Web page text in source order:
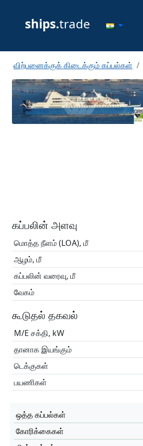
ships.trade
விற்பனைக்குக் கிடைக்கும் கப்பல்கள்
கப்பலின் அளவு
மொத்த நீளம் (LOA), மீ
ஆழம், மீ
கப்பலின் வரைவு, மீ
வேகம்
கூடுதல் தகவல்
M/E சக்தி, kW
தானாக இயங்கும்
டெக்குகள்
பயணிகள்
ஒத்த கப்பல்கள்
கோரிக்கைகள்